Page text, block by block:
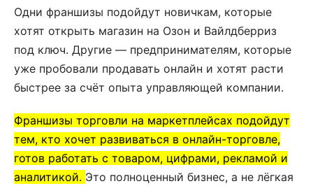
Одни франшизы подойдут новичкам, которые
хотят открыть магазин на Озон и Вайлдберриз
под ключ. Другие — предпринимателям, которые
уже пробовали продавать онлайн и хотят расти
быстрее за счёт опыта управляющей компании.
Франшизы торговли на маркетплейсах подойдут
тем, кто хочет развиваться в онлайн-торговле,
готов работать с товаром, цифрами, рекламой и
аналитикой. Это полноценный бизнес, а не лёгкая